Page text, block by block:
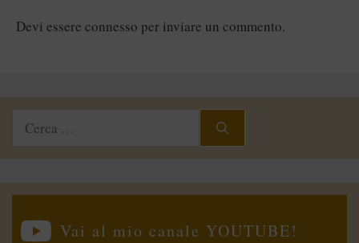
Devi essere connesso per inviare un commento.
Ricerca
Vai al mio canale YOUTUBE!